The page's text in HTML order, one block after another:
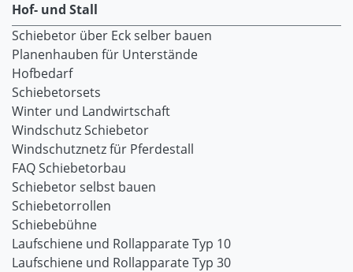
Hof- und Stall
Schiebetor über Eck selber bauen
Planenhauben für Unterstände
Hofbedarf
Schiebetorsets
Winter und Landwirtschaft
Windschutz Schiebetor
Windschutznetz für Pferdestall
FAQ Schiebetorbau
Schiebetor selbst bauen
Schiebetorrollen
Schiebebühne
Laufschiene und Rollapparate Typ 10
Laufschiene und Rollapparate Typ 30